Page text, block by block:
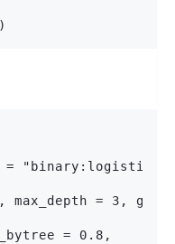
=
max_depth = 3,
= 0.8,